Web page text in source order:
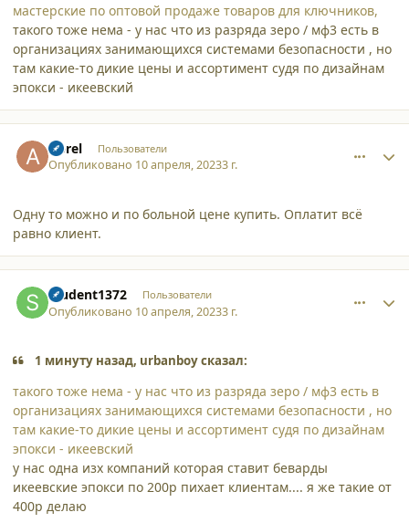
мастерские по оптовой продаже товаров для ключников,
такого тоже нема - у нас что из разряда зеро / мф3 есть в
организациях занимающихся системами безопасности , но
там какие-то дикие цены и ассортимент судя по дизайнам
эпокси - икеевский
Aprel Пользователи
Опубликовано 10 апреля, 20233 г.
Одну то можно и по больной цене купить. Оплатит всё
равно клиент.
student1372 Пользователи
Опубликовано 10 апреля, 20233 г.
1 минуту назад, urbanboy сказал:
такого тоже нема - у нас что из разряда зеро / мф3 есть в
организациях занимающихся системами безопасности , но
там какие-то дикие цены и ассортимент судя по дизайнам
эпокси - икеевский
у нас одна изх компаний которая ставит беварды
икеевские эпокси по 200р пихает клиентам.... я же такие от
400р делаю